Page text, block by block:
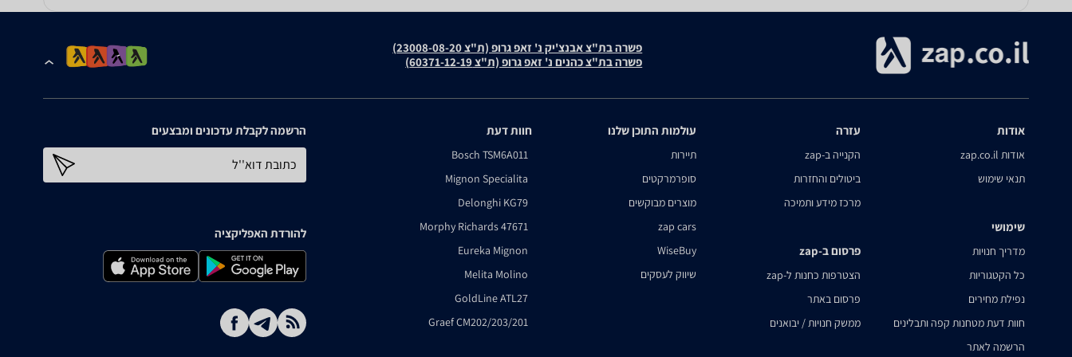
פשרה בת"צ אבנצ'יק נ' זאפ גרופ (ת"צ 23008-08-20)
פשרה בת"צ כהנים נ' זאפ גרופ (ת"צ 60371-12-19)
אודות
אודות zap.co.il
תנאי שימוש
שימושי
מדריך חנויות
כל הקטגוריות
נפילת מחירים
חוות דעת מטחנות קפה ותבלינים
הרשמה לאתר
עזרה
הקנייה ב-zap
ביטולים והחזרות
מרכז מידע ותמיכה
פרסום ב-zap
הצטרפות כחנות ל-zap
פרסום באתר
ממשק חנויות / יבואנים
עולמות התוכן שלנו
תיירות
סופרמרקטים
מוצרים מבוקשים
zap cars
WiseBuy
שיווק לעסקים
חוות דעת
Bosch TSM6A011
Mignon Specialita
Delonghi KG79
Morphy Richards 47671
Eureka Mignon
Melita Molino
GoldLine ATL27
Graef CM202/203/201
הרשמה לקבלת עדכונים ומבצעים
כתובת דוא''ל
להורדת האפליקציה